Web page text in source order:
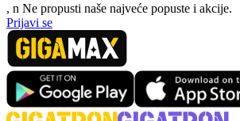
, n Ne propusti naše najveće popuste i akcije.
Prijavi se